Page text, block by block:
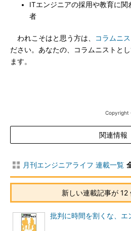
ITエンジニアの採用や教育に関
者
われこそはと思う方は、 コラムニ
ださい。あなたの、コラムニストと
ます。
Copyright
関連情報
月刊エンジニアライフ 連載一覧
新しい連載記事が 12
批判に時間を割くな、エ